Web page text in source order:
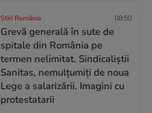
Știri România 08:50
Grevă generală în sute de
spitale din România pe
termen nelimitat. Sindicaliştii
Sanitas, nemulţumiţi de noua
Lege a salarizării. Imagini cu
protestatarii